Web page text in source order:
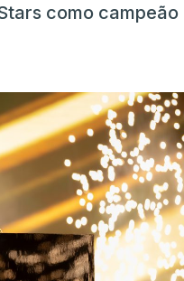
como campeão